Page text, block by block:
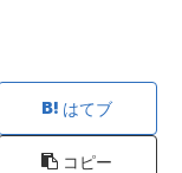
はてブ
コピー